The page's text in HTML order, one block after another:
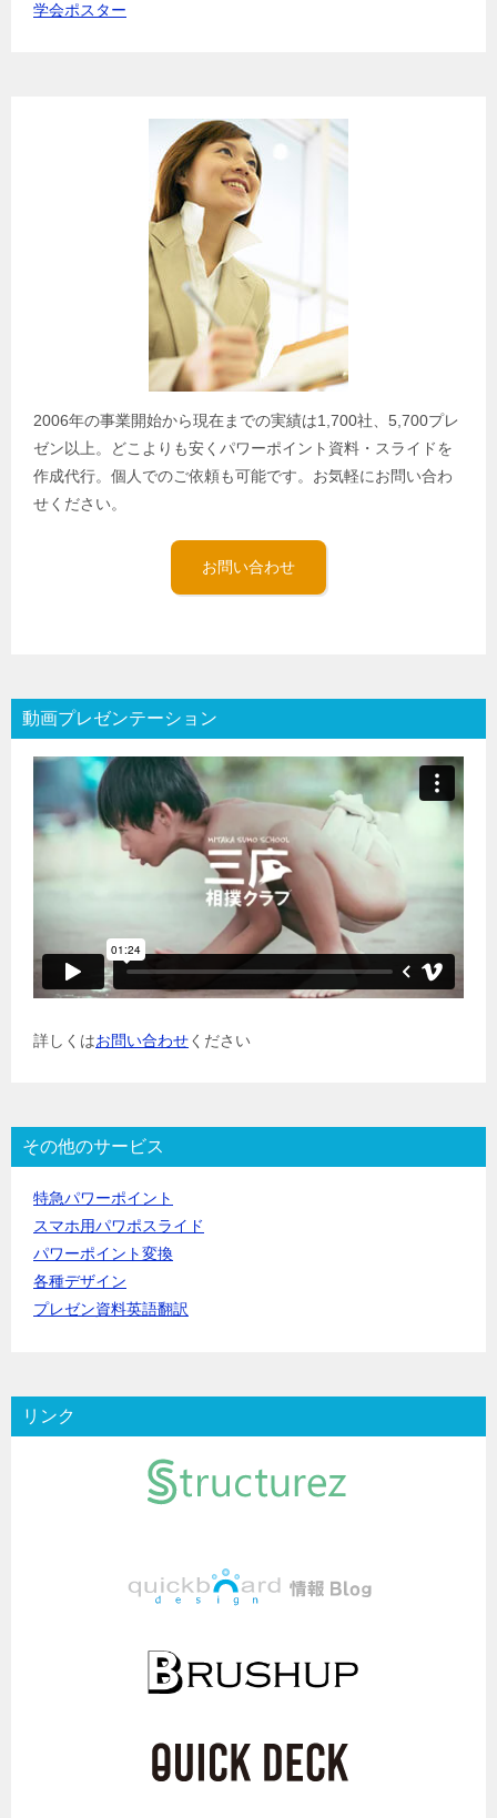
学会ポスター
2006年の事業開始から現在までの実績は1,700社、5,700プレ
ゼン以上。どこよりも安くパワーポイント資料・スライドを
作成代行。個人でのご依頼も可能です。お気軽にお問い合わ
せください。
お問い合わせ
動画プレゼンテーション
詳しくはお問い合わせください
その他のサービス
特急パワーポイント
スマホ用パワポスライド
パワーポイント変換
各種デザイン
プレゼン資料英語翻訳
リンク